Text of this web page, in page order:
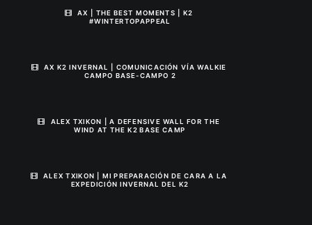
AX | THE BEST MOMENTS | K2
#WINTERTOPAPPEAL
AX K2 INVERNAL | COMUNICACIÓN VÍA WALKIE
CAMPO BASE-CAMPO 2
ALEX TXIKON | A DEFENSIVE WALL FOR THE
WIND AT THE K2 BASE CAMP
ALEX TXIKON | MI PREPARACIÓN DE CARA A LA
EXPEDICIÓN INVERNAL DEL K2